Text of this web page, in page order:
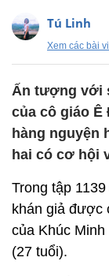
Tú Linh
Xem các bài
Ấn tượng với
của cô giáo Ê
hàng nguyện
hai có cơ hội
Trong tập
khán giả được
của Khúc
(27 tuổi).